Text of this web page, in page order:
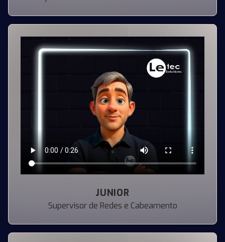
JUNIOR
Supervisor de Redes e Cabeamento